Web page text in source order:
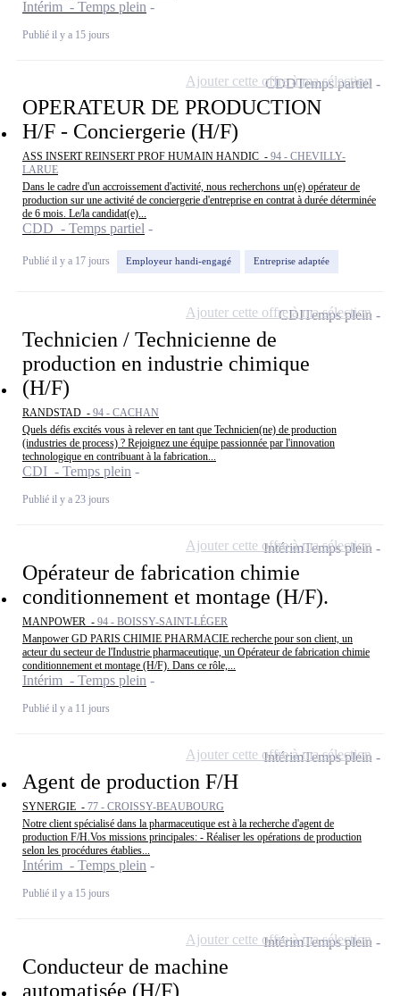
Intérim - Temps plein
Publié il y a 15 jours
OPERATEUR DE PRODUCTION
H/F - Conciergerie (H/F)
ASS INSERT REINSERT PROF HUMAIN HANDIC - 94 - CHEVILLY-
LARUE
Dans le cadre d'un accroissement d'activité, nous recherchons un(e) opérateur de
production sur une activité de conciergerie d'entreprise en contrat à durée déterminée
de 6 mois. Le/la candidat(e)...
CDD - Temps partiel
Publié il y a 17 jours Employeur handi-engagé Entreprise adaptée
CDDTemps partiel
Ajouter cette offre à ma sélection
Technicien / Technicienne de
production en industrie chimique
(H/F)
RANDSTAD - 94 - CACHAN
Quels défis excités vous à relever en tant que Technicien(ne) de production
(industries de process) ? Rejoignez une équipe passionnée par l'innovation
technologique en contribuant à la fabrication...
CDI - Temps plein
Publié il y a 23 jours
CDITemps plein
Ajouter cette offre à ma sélection
Opérateur de fabrication chimie
conditionnement et montage (H/F).
MANPOWER - 94 - BOISSY-SAINT-LÉGER
Manpower GD PARIS CHIMIE PHARMACIE recherche pour son client, un
acteur du secteur de l'Industrie pharmaceutique, un Opérateur de fabrication chimie
conditionnement et montage (H/F). Dans ce rôle,...
Intérim - Temps plein
Publié il y a 11 jours
IntérimTemps plein
Ajouter cette offre à ma sélection
Agent de production F/H
SYNERGIE - 77 - CROISSY-BEAUBOURG
Notre client spécialisé dans la pharmaceutique est à la recherche d'agent de
production F/H.Vos missions principales: - Réaliser les opérations de production
selon les procédures établies...
Intérim - Temps plein
Publié il y a 15 jours
IntérimTemps plein
Ajouter cette offre à ma sélection
Conducteur de machine
automatisée (H/F)
IntérimTemps plein
Ajouter cette offre à ma sélection